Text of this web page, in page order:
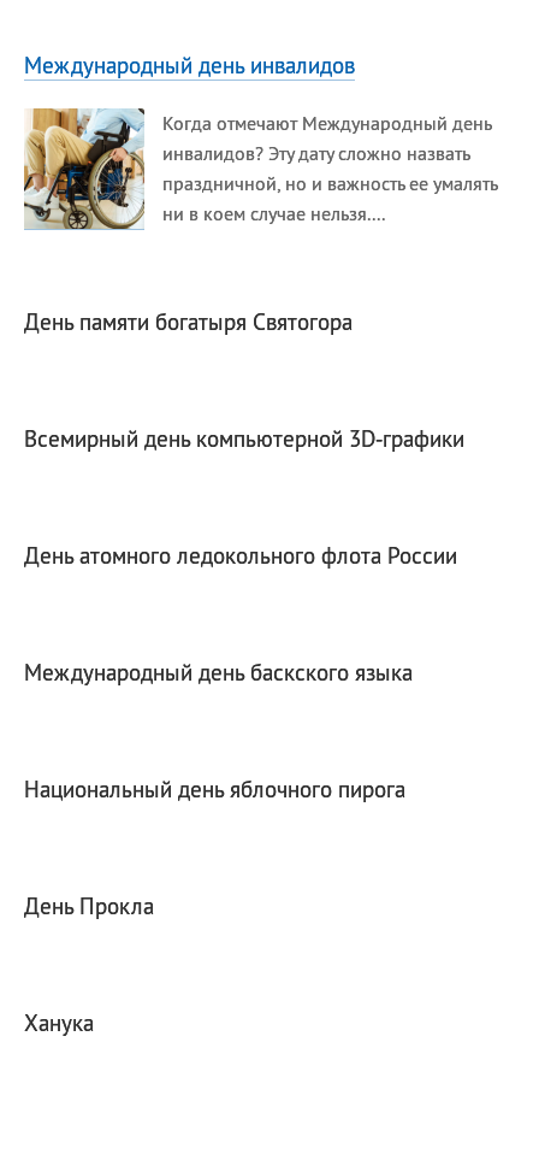
Международный день инвалидов
Когда отмечают Международный день
инвалидов? Эту дату сложно назвать
праздничной, но и важность ее умалять
ни в коем случае нельзя....
День памяти богатыря Святогора
Всемирный день компьютерной 3D‑графики
День атомного ледокольного флота России
Международный день баскского языка
Национальный день яблочного пирога
День Прокла
Ханука
Посмотреть значение